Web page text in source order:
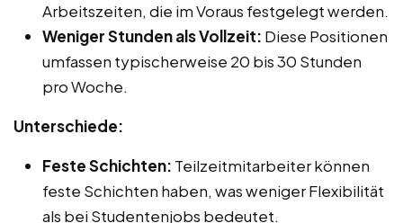
Arbeitszeiten, die im Voraus festgelegt werden.
Weniger Stunden als Vollzeit: Diese Positionen
umfassen typischerweise 20 bis 30 Stunden
pro Woche.
Unterschiede:
Feste Schichten: Teilzeitmitarbeiter können
feste Schichten haben, was weniger Flexibilität
als bei Studentenjobs bedeutet.